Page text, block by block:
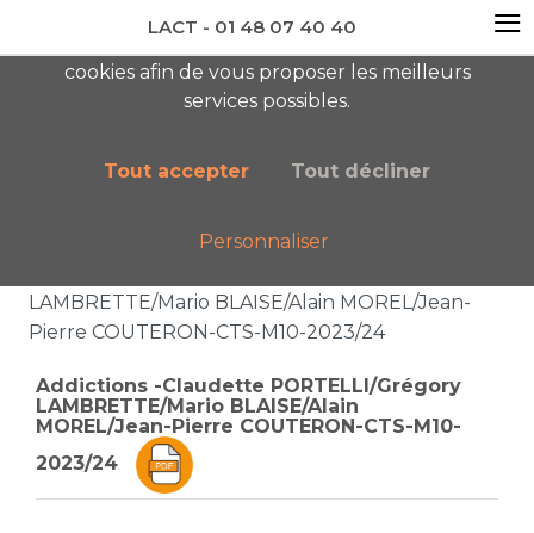
newsletter AC
Liste des catégories
LAMBRETTE/Mario BLAISE/Alain MOREL/Jean-
Pierre COUTERON-CTS-M10-2023/24
Addictions -Claudette PORTELLI/Grégory
LAMBRETTE/Mario BLAISE/Alain
MOREL/Jean-Pierre COUTERON-CTS-M10-
2023/24
cookies afin de vous proposer les meilleurs
services possibles.
Tout accepter Tout décliner
Personnaliser
LACT - 01 48 07 40 40 ≡